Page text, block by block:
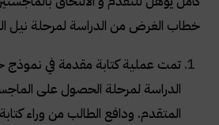
خطاب الغرض من الدراسة لمرحلة نيل
تمت عملية كتابة مقدمة في
الدراسة لمرحلة الحصول على
المتقدم. ودافع الطالب من وراء